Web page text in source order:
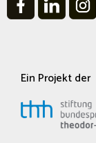
Ein Projekt der